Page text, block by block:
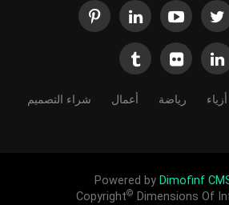
أزياء رياضة أعمال شراء التصميم
Powered by Dimofinf
Copyright© Dimensions Of